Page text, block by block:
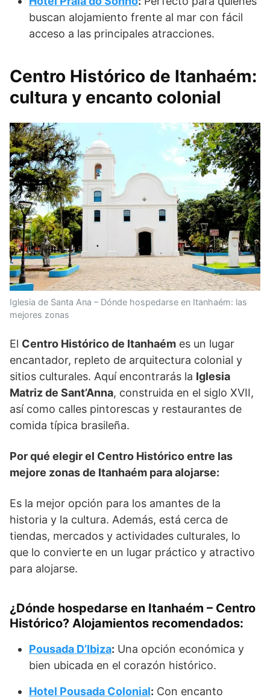
buscan alojamiento frente al mar con fácil
acceso a las principales atracciones.
Centro Histórico de Itanhaém:
cultura y encanto colonial
Iglesia de Santa Ana – Dónde hospedarse en Itanhaém: las
mejores zonas
El Centro Histórico de Itanhaém es un lugar
encantador, repleto de arquitectura colonial y
sitios culturales. Aquí encontrarás la Iglesia
Matriz de Sant’Anna, construida en el siglo XVII,
así como calles pintorescas y restaurantes de
comida típica brasileña.
Por qué elegir el Centro Histórico entre las
mejore zonas de Itanhaém para alojarse:
Es la mejor opción para los amantes de la
historia y la cultura. Además, está cerca de
tiendas, mercados y actividades culturales, lo
que lo convierte en un lugar práctico y atractivo
para alojarse.
¿Dónde hospedarse en Itanhaém – Centro
Histórico? Alojamientos recomendados:
Pousada D’Ibiza: Una opción económica y
bien ubicada en el corazón histórico.
Hotel Pousada Colonial: Con encanto